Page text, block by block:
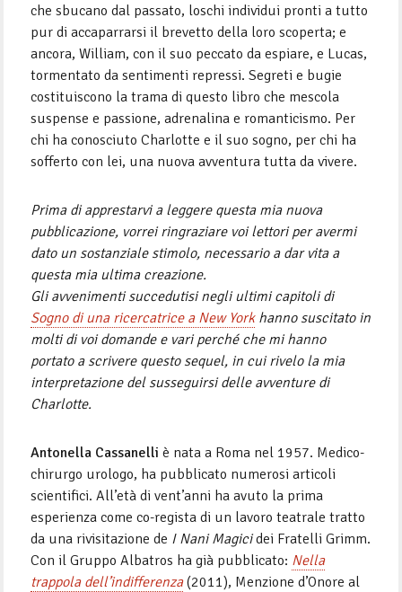
che sbucano dal passato, loschi individui pronti a tutto
pur di accaparrarsi il brevetto della loro scoperta; e
ancora, William, con il suo peccato da espiare, e Lucas,
tormentato da sentimenti repressi. Segreti e bugie
costituiscono la trama di questo libro che mescola
suspense e passione, adrenalina e romanticismo. Per
chi ha conosciuto Charlotte e il suo sogno, per chi ha
sofferto con lei, una nuova avventura tutta da vivere.
Prima di apprestarvi a leggere questa mia nuova
pubblicazione, vorrei ringraziare voi lettori per avermi
dato un sostanziale stimolo, necessario a dar vita a
questa mia ultima creazione.
Gli avvenimenti succedutisi negli ultimi capitoli di
Sogno di una ricercatrice a New Yorkhanno suscitato in
molti di voi domande e vari perché che mi hanno
portato a scrivere questo sequel, in cui rivelo la mia
interpretazione del susseguirsi delle avventure di
Charlotte.
Antonella Cassanelli è nata a Roma nel 1957. Medico-
chirurgo urologo, ha pubblicato numerosi articoli
scientifici. All’età di vent’anni ha avuto la prima
esperienza come co-regista di un lavoro teatrale tratto
da una rivisitazione de I Nani Magicidei Fratelli Grimm.
Con il Gruppo Albatros ha già pubblicato: Nella
trappola dell’indifferenza(2011), Menzione d’Onore al